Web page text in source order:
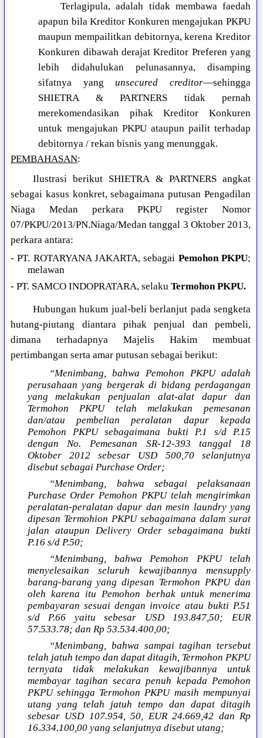
Terlagipula, adalah tidak membawa faedah
apapun bila Kreditor Konkuren mengajukan PKPU
maupun mempailitkan debitornya, kerena Kreditor
Konkuren dibawah derajat Kreditor Preferen yang
lebih didahulukan pelunasannya, disamping
sifatnya yangunsecured creditor—sehingga
SHIETRA & PARTNERS tidak pernah
merekomendasikan pihak Kreditor Konkuren
untuk mengajukan PKPU ataupun pailit terhadap
debitornya / rekan bisnis yang menunggak.
PEMBAHASAN:
Ilustrasi berikut SHIETRA & PARTNERS angkat
sebagai kasus konkret, sebagaimana putusan Pengadilan
Niaga Medan perkara PKPU register Nomor
07/PKPU/2013/PN.Niaga/Medan tanggal 3 Oktober 2013,
perkara antara:
- PT. ROTARYANA JAKARTA, sebagai Pemohon PKPU;
melawan
- PT. SAMCO INDOPRATARA, selakuTermohon PKPU.
Hubungan hukum jual-beli berlanjut pada sengketa
hutang-piutang diantara pihak penjual dan pembeli,
dimana terhadapnya Majelis Hakim membuat
pertimbangan serta amar putusan sebagai berikut:
“Menimbang, bahwa Pemohon PKPU adalah
perusahaan yang bergerak di bidang perdagangan
yang melakukan penjualan alat-alat dapur dan
Termohon PKPU telah melakukan pemesanan
dan/atau pembelian peralatan dapur kepada
Pemohon PKPU sebagaimana bukti P.1 s/d P.15
dengan No. Pemesanan SR-12-393 tanggal 18
Oktober 2012 sebesar USD 500,70 selanjutnya
disebut sebagai Purchase Order;
“Menimbang, bahwa sebagai pelaksanaan
Purchase Order Pemohon PKPU telah mengirimkan
peralatan-peralatan dapur dan mesin laundry yang
dipesan Termohion PKPU sebagaimana dalam surat
jalan ataupun Delivery Order sebagaimana bukti
P.16 s/d P.50;
“Menimbang, bahwa Pemohon PKPU telah
menyelesaikan seluruh kewajibannya mensupply
barang-barang yang dipesan Termohon PKPU dan
oleh karena itu Pemohon berhak untuk menerima
pembayaran sesuai dengan invoice atau bukti P.51
s/d P.66 yaitu sebesar USD 193.847,50; EUR
57.533.78; dan Rp 53.534.400,00;
“Menimbang, bahwa sampai tagihan tersebut
telah jatuh tempo dan dapat ditagih, Termohon PKPU
ternyata tidak melakukan kewajibannya untuk
membayar tagihan secara penuh kepada Pemohon
PKPU sehingga Termohon PKPU masih mempunyai
utang yang telah jatuh tempo dan dapat ditagih
sebesar USD 107.954, 50, EUR 24.669,42 dan Rp
16.334.100,00 yang selanjutnya disebut utang;